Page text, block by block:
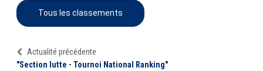
Tous les classements
Actualité précédente
"Section lutte - Tournoi National Ranking"